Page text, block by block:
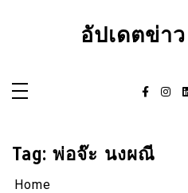
อัปเดตข่า
Tag: พ่อจ๊ะ นงผณี
Home